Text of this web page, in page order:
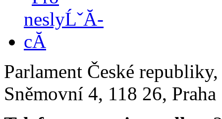
Parlament České
Sněmovní 4, 118 26,